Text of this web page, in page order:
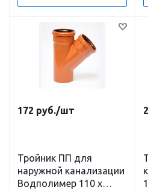
172 руб./шт
Тройник ПП для
наружной канализации
Водполимер 110 х